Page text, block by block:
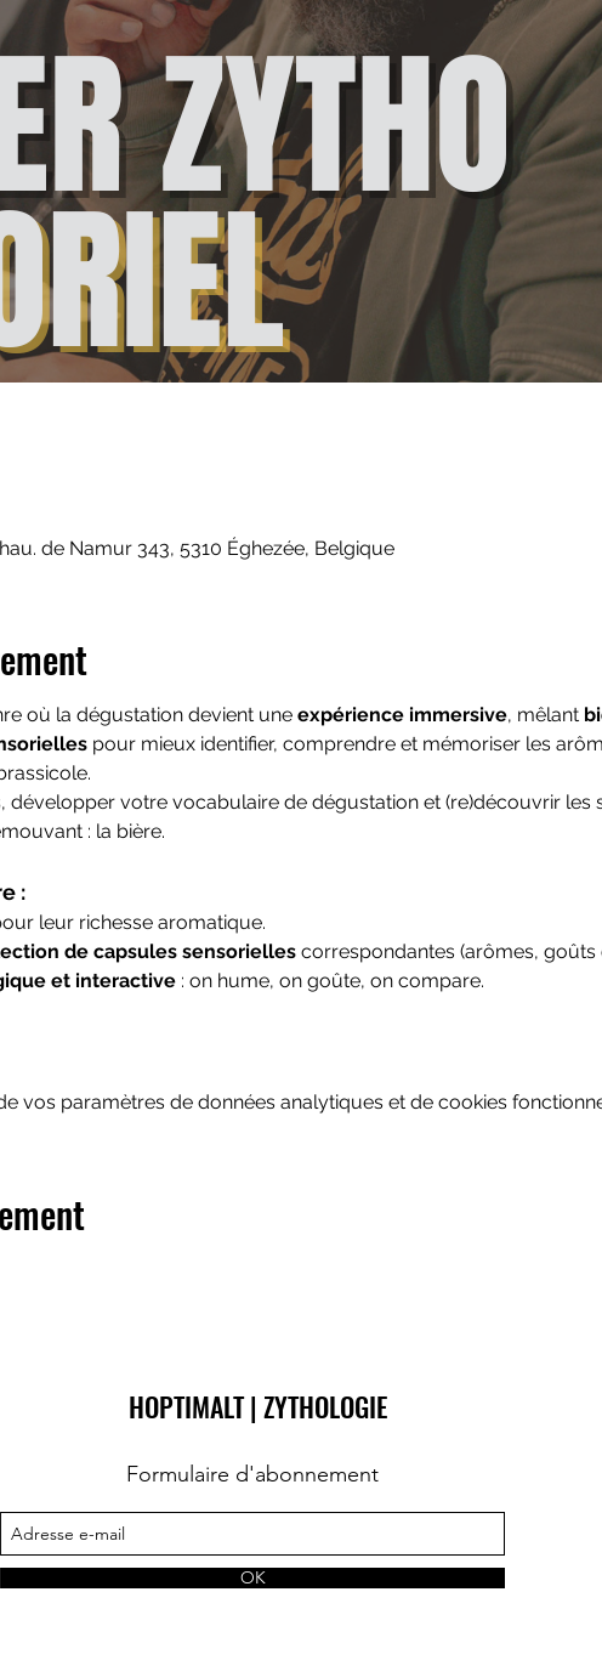
de Namur 343, 5310 Éghezée, Belgique
où la dégustation devient une expérience immersive, mêlant
pour mieux identifier, comprendre et mémoriser les
développer votre vocabulaire de dégustation et (re)découvrir les
: la bière.
:
leur richesse aromatique.
de capsules sensorielles correspondantes (arômes, goûts
et interactive : on hume, on goûte, on compare.
vos paramètres de données analytiques et de cookies
HOPTIMALT | ZYTHOLOGIE
Formulaire d'abonnement
OK